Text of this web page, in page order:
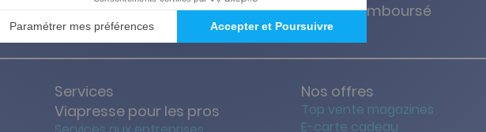
Satisfait ou remboursé
Services
Viapresse pour les pros
Nos offres
Top vente magazines
E-carte cadeau